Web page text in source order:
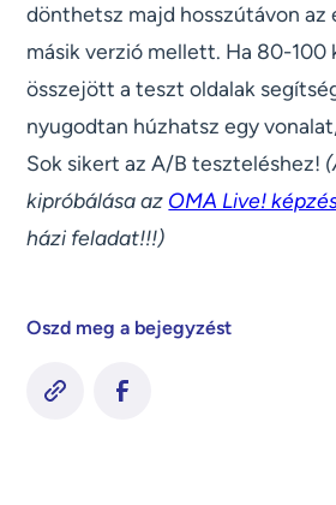
dönthetsz majd hosszútávon az
másik verzió mellett. Ha 80-100
összejött a teszt oldalak
nyugodtan húzhatsz egy
Sok sikert az A/B teszteléshez!
kipróbálása az OMA Live!
házi feladat!!!)
Oszd meg a bejegyzést